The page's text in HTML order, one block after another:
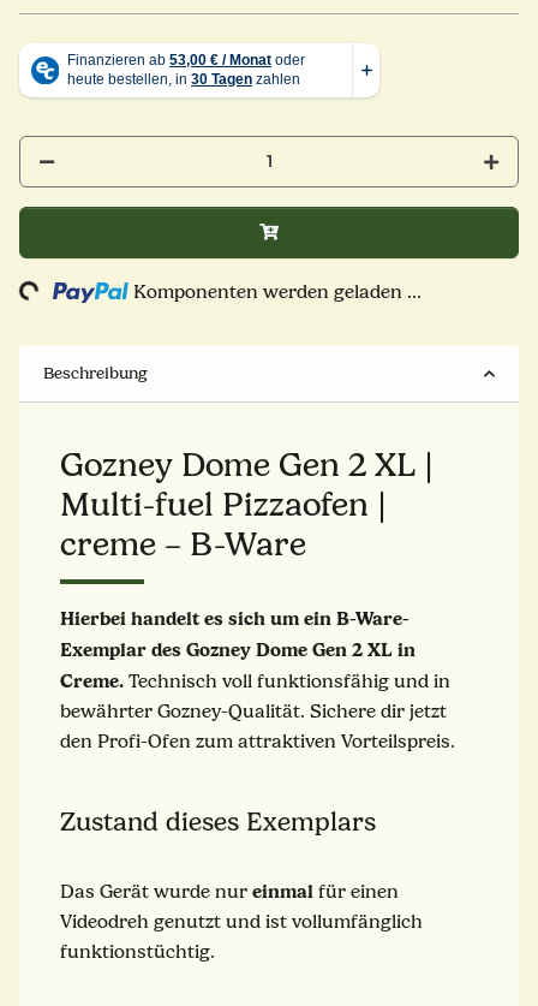
Loading... Komponenten werden geladen ...
Beschreibung
Gozney Dome Gen 2 XL |
Multi-fuel Pizzaofen |
creme – B-Ware
Hierbei handelt es sich um ein B-Ware-
Exemplar des Gozney Dome Gen 2 XL in
Creme. Technisch voll funktionsfähig und in
bewährter Gozney-Qualität. Sichere dir jetzt
den Profi-Ofen zum attraktiven Vorteilspreis.
Zustand dieses Exemplars
Das Gerät wurde nur einmal für einen
Videodreh genutzt und ist vollumfänglich
funktionstüchtig.